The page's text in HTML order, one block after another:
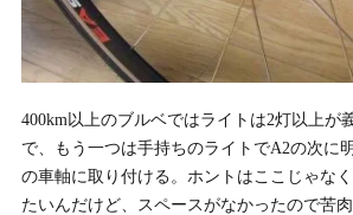
400km以上のブルベではライトは2灯以上が
で、もう一つは手持ちのライトでA2の次に
の車軸に取り付ける。ホントはここじゃな
たいんだけど、スペースがなかったので苦